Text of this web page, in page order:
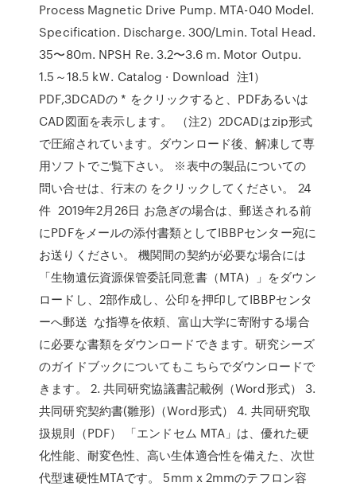
Process Magnetic Drive Pump. MTA-040 Model.
Specification. Discharge. 300/Lmin. Total Head.
35〜80m. NPSH Re. 3.2〜3.6 m. Motor Outpu.
1.5～18.5 kＷ. Catalog · Download 注1）
PDF,3DCADの * をクリックすると、PDFあるいは
CAD図面を表示します。 （注2）2DCADはzip形式
で圧縮されています。ダウンロード後、解凍して専
用ソフトでご覧下さい。 ※表中の製品についての
問い合せは、行末の をクリックしてください。 24
件 2019年2月26日 お急ぎの場合は、郵送される前
にPDFをメールの添付書類としてIBBPセンター宛に
お送りください。 機関間の契約が必要な場合には
「生物遺伝資源保管委託同意書（MTA）」をダウン
ロードし、2部作成し、公印を押印してIBBPセンタ
ーへ郵送 な指導を依頼、富山大学に寄附する場合
に必要な書類をダウンロードできます。研究シーズ
のガイドブックについてもこちらでダウンロードで
きます。 2. 共同研究協議書記載例（Word形式） 3.
共同研究契約書(雛形)（Word形式） 4. 共同研究取
扱規則（PDF） 「エンドセム MTA」は、優れた硬
化性能、耐変色性、高い生体適合性を備えた、次世
代型速硬性MTAです。 5mm x 2mmのテフロン容